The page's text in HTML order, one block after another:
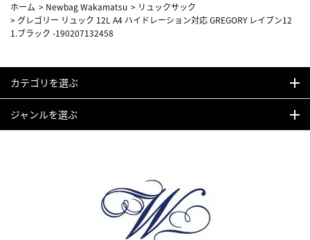
ホーム > Newbag Wakamatsu > リュックサック
> グレゴリー リュック 12L A4 ハイドレーション対応 GREGORY レイブン12
1.ブラック -190207132458
カテゴリを選ぶ
ジャンルを選ぶ